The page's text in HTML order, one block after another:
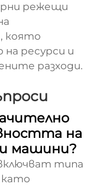
режещи
която
ресурси и
разходи.
на
машини?
типа
като